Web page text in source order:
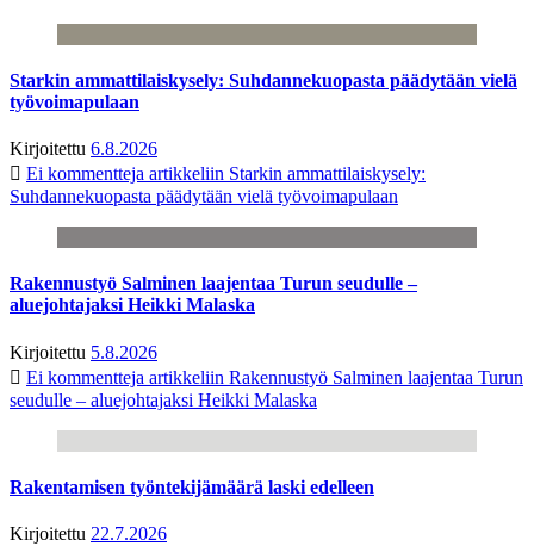
Starkin ammattilaiskysely: Suhdannekuopasta päädytään vielä
työvoimapulaan
Kirjoitettu 6.8.2026
Ei kommentteja artikkeliin Starkin ammattilaiskysely:
Suhdannekuopasta päädytään vielä työvoimapulaan
Rakennustyö Salminen laajentaa Turun seudulle –
aluejohtajaksi Heikki Malaska
Kirjoitettu 5.8.2026
Ei kommentteja artikkeliin Rakennustyö Salminen laajentaa Turun
seudulle – aluejohtajaksi Heikki Malaska
Rakentamisen työntekijämäärä laski edelleen
Kirjoitettu 22.7.2026